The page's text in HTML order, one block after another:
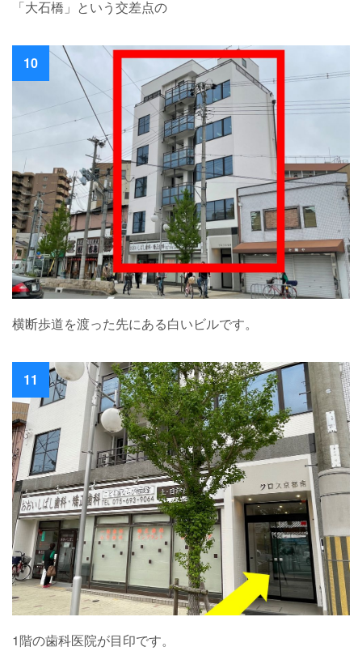
「大石橋」という交差点の
10
横断歩道を渡った先にある白いビルです。
11
1階の歯科医院が目印です。